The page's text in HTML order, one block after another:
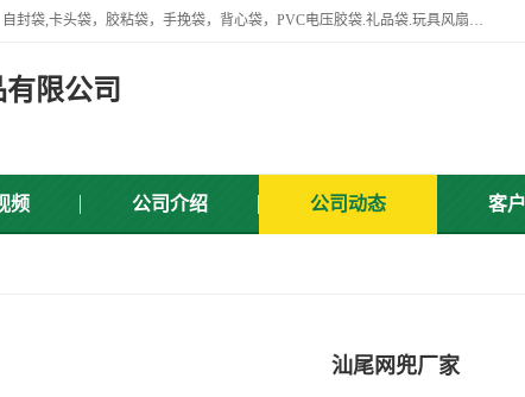
专业生产网袋，网套，塑料网，网扣，沐浴球，沐浴用品，胶袋，骨袋，自封袋,卡头袋，胶粘袋，手挽袋，背心袋，PVC电压胶袋.礼品袋.玩具风扇叶，屏蔽袋,等产品.
限公司
频 公司介绍 公司动态 客
汕尾网兜厂家